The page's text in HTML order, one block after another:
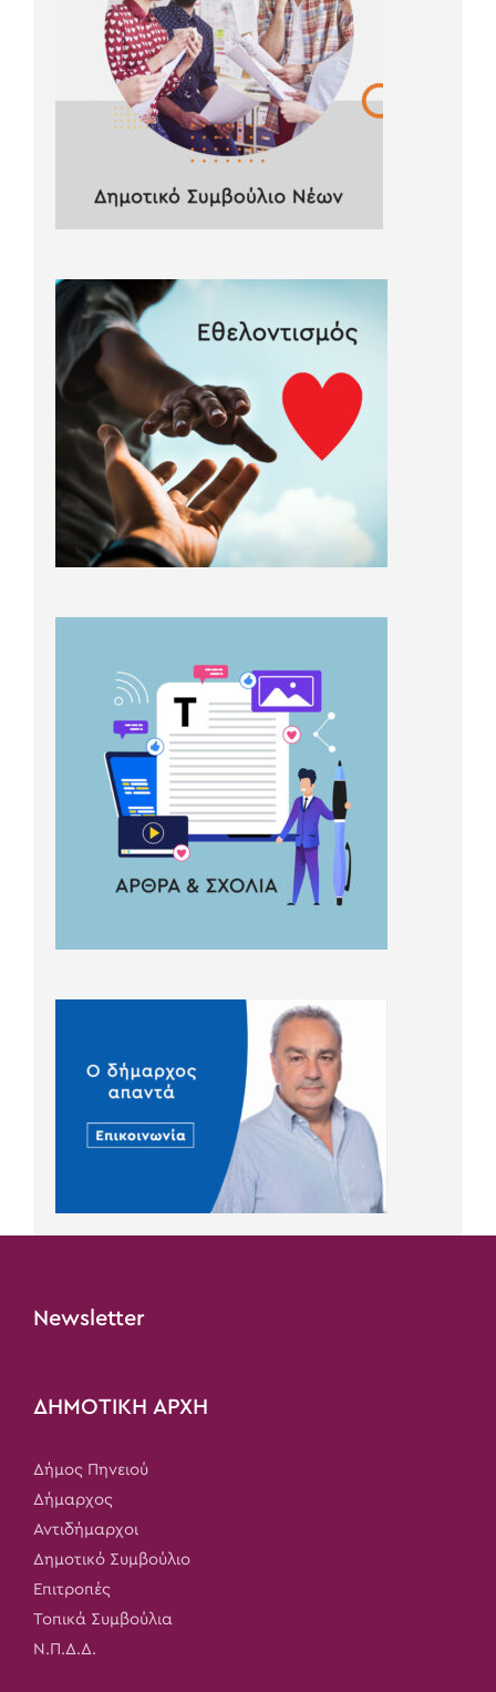
Newsletter
ΔΗΜΟΤΙΚΗ ΑΡΧΗ
Δήμος Πηνειού
Δήμαρχος
Αντιδήμαρχοι
Δημοτικό Συμβούλιο
Επιτροπές
Τοπικά Συμβούλια
Ν.Π.Δ.Δ.